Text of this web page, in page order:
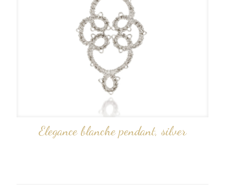
Elegance blanche pendant, silver